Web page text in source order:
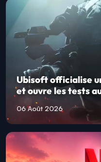
Ubisoft officialise
et ouvre les tests
06 Août 2026